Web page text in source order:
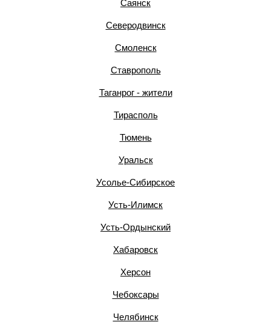
Саянск
Северодвинск
Смоленск
Ставрополь
Таганрог - жители
Тирасполь
Тюмень
Уральск
Усолье-Сибирское
Усть-Илимск
Усть-Ордынский
Хабаровск
Херсон
Чебоксары
Челябинск